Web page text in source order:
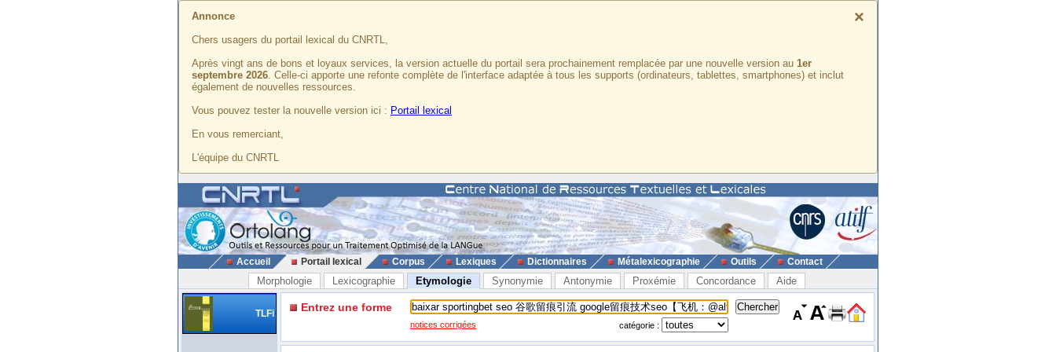
×
Annonce
Chers usagers du portail lexical du CNRTL,
Après vingt ans de bons et loyaux services, la version actuelle du portail sera prochainement remplacée par une nouvelle version au 1er
septembre 2026. Celle-ci apporte une refonte complète de l'interface adaptée à tous les supports (ordinateurs, tablettes, smartphones) et inclut
également de nouvelles ressources.
Vous pouvez tester la nouvelle version ici : Portail lexical
En vous remerciant,
L'équipe du CNRTL
Accueil Portail lexical Corpus Lexiques Dictionnaires Métalexicographie Outils Contact
Morphologie Lexicographie Etymologie Synonymie Antonymie Proxémie Concordance Aide
TLFi Entrez une forme
notices corrigées catégorie :